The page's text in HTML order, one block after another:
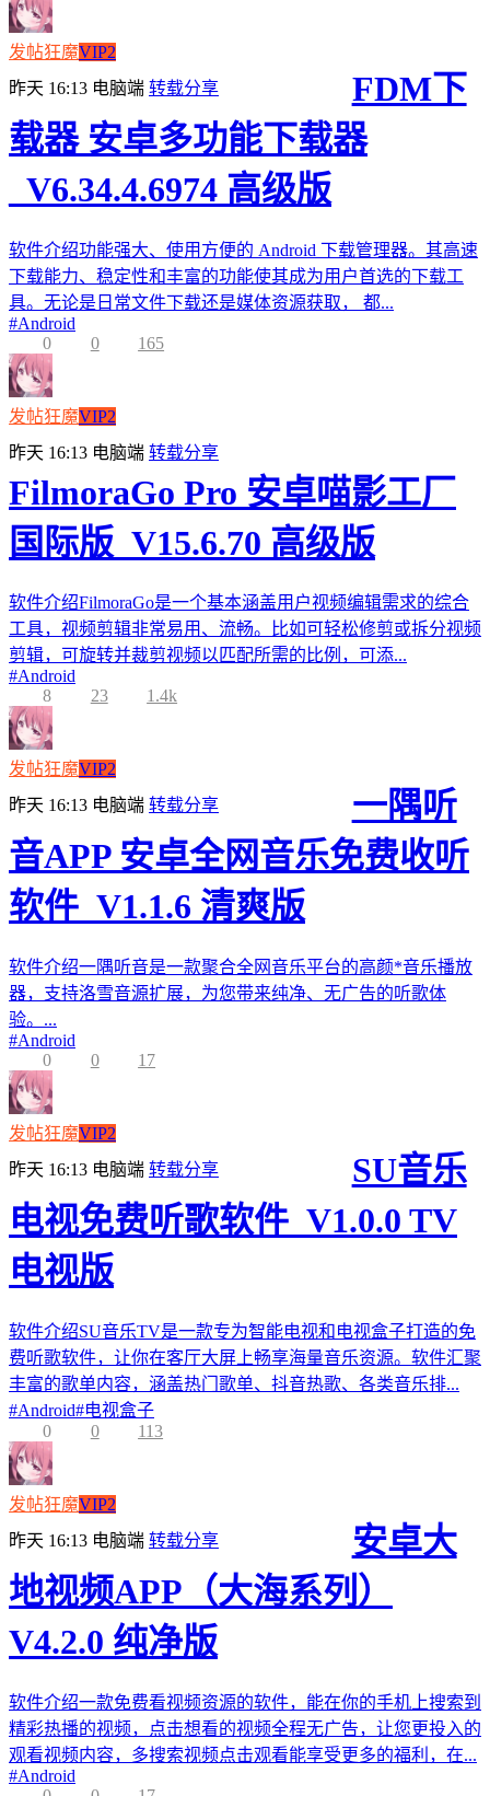
发帖狂魔VIP2
昨天 16:13 电脑端 转载分享
FDM下
载器 安卓多功能下载器
_V6.34.4.6974 高级版
软件介绍功能强大、使用方便的 Android 下载管理器。其高速
下载能力、稳定性和丰富的功能使其成为用户首选的下载工
具。无论是日常文件下载还是媒体资源获取， 都...
#Android
0
0 165
发帖狂魔VIP2
昨天 16:13 电脑端 转载分享
FilmoraGo Pro 安卓喵影工厂
国际版_V15.6.70 高级版
软件介绍FilmoraGo是一个基本涵盖用户视频编辑需求的综合
工具，视频剪辑非常易用、流畅。比如可轻松修剪或拆分视频
剪辑，可旋转并裁剪视频以匹配所需的比例，可添...
#Android
8
23 1.4k
发帖狂魔VIP2
昨天 16:13 电脑端 转载分享
一隅听
音APP 安卓全网音乐免费收听
软件_V1.1.6 清爽版
软件介绍一隅听音是一款聚合全网音乐平台的高颜*音乐播放
器，支持洛雪音源扩展，为您带来纯净、无广告的听歌体
验。...
#Android
0
0 17
发帖狂魔VIP2
昨天 16:13 电脑端 转载分享
SU音乐
电视免费听歌软件_V1.0.0 TV
电视版
软件介绍SU音乐TV是一款专为智能电视和电视盒子打造的免
费听歌软件，让你在客厅大屏上畅享海量音乐资源。软件汇聚
丰富的歌单内容，涵盖热门歌单、抖音热歌、各类音乐排...
#Android#电视盒子
0
0 113
发帖狂魔VIP2
昨天 16:13 电脑端 转载分享
安卓大
地视频APP（大海系列）
V4.2.0 纯净版
软件介绍一款免费看视频资源的软件，能在你的手机上搜索到
精彩热播的视频，点击想看的视频全程无广告，让您更投入的
观看视频内容，多搜索视频点击观看能享受更多的福利，在...
#Android